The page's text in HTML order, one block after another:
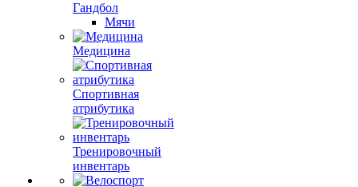
Гандбол
Мячи
Медицина
Спортивная
атрибутика
Тренировочный
инвентарь